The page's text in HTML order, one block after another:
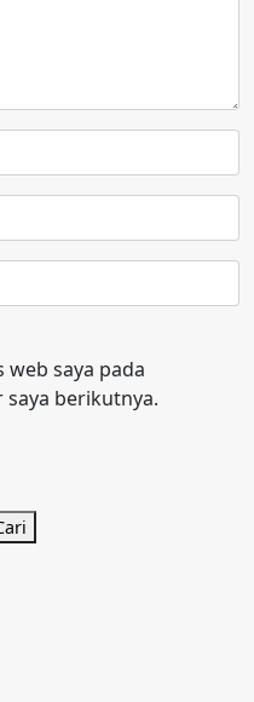
web saya pada
berikutnya.